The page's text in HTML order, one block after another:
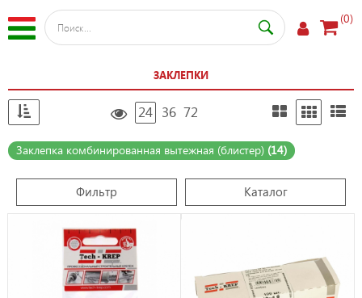
(0)
ЗАКЛЕПКИ
24 36 72
Заклепка комбинированная вытежная (блистер) (14)
Фильтр Каталог